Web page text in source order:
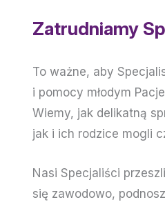
Zatrudniamy
To ważne, aby
i pomocy młodym
Wiemy, jak delikatną
jak i ich rodzice mogli
Nasi Specjaliści
się zawodowo,